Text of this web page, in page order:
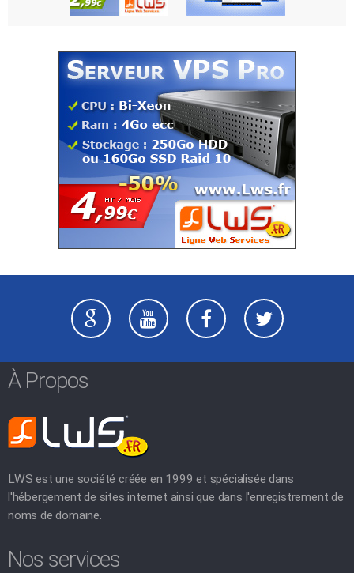
À Propos
LWS est une société créée en 1999 et spécialisée dans
l'hébergement de sites internet ainsi que dans l'enregistrement de
noms de domaine.
Nos services